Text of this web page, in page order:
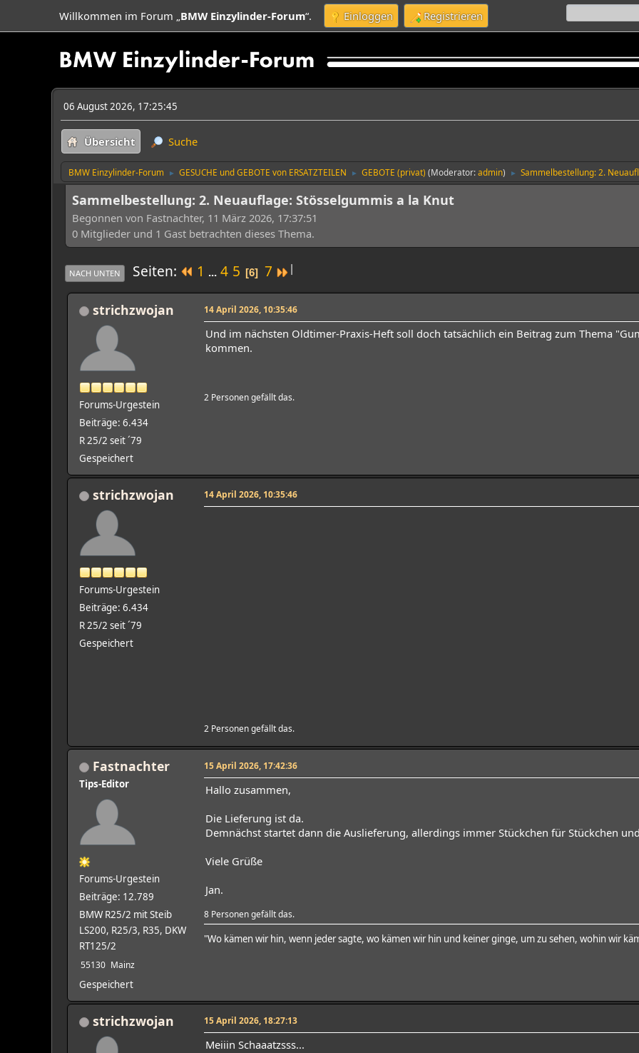
Willkommen im Forum „BMW Einzylinder-Forum“. Einloggen Registrieren
06 August 2026, 17:25:45
Übersicht Suche
BMW Einzylinder-Forum ► GESUCHE und GEBOTE von ERSATZTEILEN ► GEBOTE (privat) (Moderator:admin) ► Sammelbestellung: 2.
Sammelbestellung: 2. Neuauflage: Stösselgummis a la Knut
Begonnen von Fastnachter, 11 März 2026, 17:37:51
0 Mitglieder und 1 Gast betrachten dieses Thema.
|
NACH UNTEN Seiten 1 ... 4 5 6 7
strichzwojan
Forums-Urgestein
Beiträge: 6.434
R 25/2 seit ´79
Gespeichert
14 April 2026, 10:35:46
Und im nächsten Oldtimer-Praxis-Heft soll doch tatsächlich ein Beitrag zum Thema
kommen.
2 Personen gefällt das.
strichzwojan
Forums-Urgestein
Beiträge: 6.434
R 25/2 seit ´79
Gespeichert
14 April 2026, 10:35:46
2 Personen gefällt das.
Fastnachter
Tips-Editor
Forums-Urgestein
Beiträge: 12.789
BMW R25/2 mit Steib
LS200, R25/3, R35, DKW
RT125/2
55130 Mainz
Gespeichert
15 April 2026, 17:42:36
Hallo zusammen,
Die Lieferung ist da.
Demnächst startet dann die Auslieferung, allerdings immer Stückchen für Stückchen
Viele Grüße
Jan.
8 Personen gefällt das.
"Wo kämen wir hin, wenn jeder sagte, wo kämen wir hin und keiner ginge, um zu sehen, wohin wir
strichzwojan 15 April 2026, 18:27:13
Meiiin Schaaatzsss...